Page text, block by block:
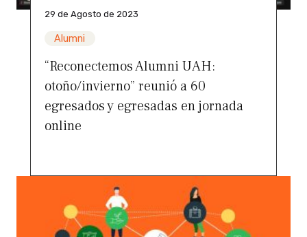
29 de Agosto de 2023
Alumni
“Reconectemos Alumni UAH:
otoño/invierno” reunió a 60
egresados y egresadas en jornada
online